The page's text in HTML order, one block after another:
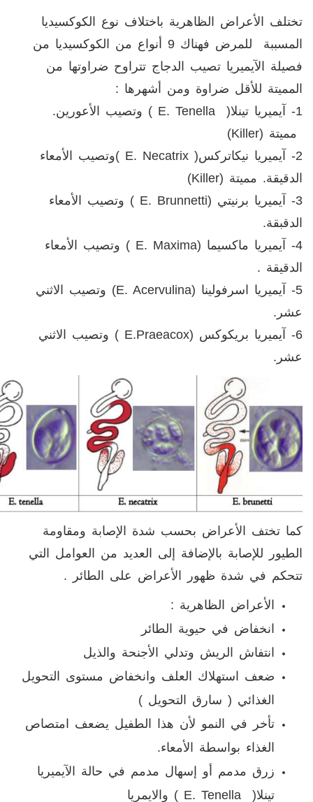
تختلف الأعراض الظاهرية باختلاف نوع الكوكسيديا
المسببة للمرض فهناك 9 أنواع من الكوكسيديا من
فصيلة الآيميريا تصيب الدجاج تتراوح ضراوتها من
المميتة للأقل ضراوة ومن أشهرها :
1- آيميريا تينلا(
( E. Tenella وتصيب الأعورين.
مميتة (Killer
)
2- آيميريا نيكاتركس(
( E. Necatrixوتصيب الأمعاء
الدقيقة. مميتة ((killer
3- آيميريا برنيتي
( E. Brunnetti) وتصيب الأمعاء
الدقبقة.
4- آيميريا ماكسيما
( E. Maxima) وتصيب الأمعاء
الدقيقة .
5- آيميريا اسرفولينا
(E. Acervulina) وتصيب الاثني
عشر .
6- آيميريا بريكوكس
( E.Praeacox) وتصيب الاثني
عشر .
كما تختف الأعراض بحسب شدة الإصابة ومقاومة
الطيور للإصابة بالإضافة إلى العديد من العوامل التي
تتحكم في شدة ظهور الأعراض على الطائر .
الأعراض الظاهرية :
انخفاض في حيوية الطائر
انتفاش الريش وتدلي الأجنحة والذيل
ضعف استهلاك العلف وانخفاض مستوى التحويل
الغذائي ( سارق التحويل )
تأخر في النمو لأن هذا الطفيل يضعف امتصاص
الغذاء بواسطة الأمعاء.
زرق مدمم أو إسهال مدمم في حالة الآيميريا
تينلا(
( E. Tenella والايمريا